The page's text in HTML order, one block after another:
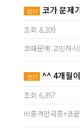
인기 코가 문제
조회 8,209
코때문에 고민하
인기 ^^ 4개월
조회 6,857
비중격만곡증+코